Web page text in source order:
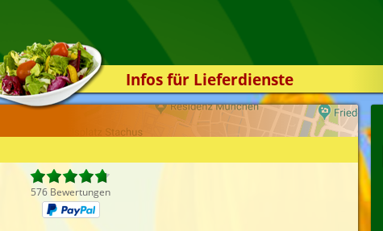
Infos für Lieferdienste
Kassensystem
Zuverlässigkeit
576 Bewertungen